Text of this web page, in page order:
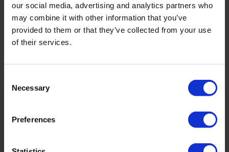
our social media, advertising and analytics partners who
may combine it with other information that you’ve
provided to them or that they’ve collected from your use
of their services.
Selection
Necessary
Preferences
Lege ein neues Kundenkonto an und profitiere von vielen
Vorteilen.